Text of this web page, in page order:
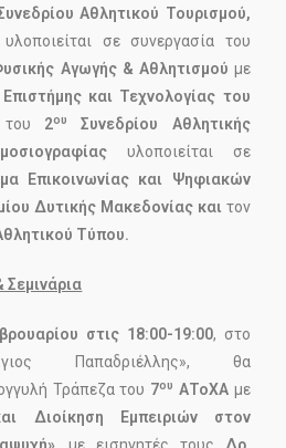
Αθλητικού Τουρισμού,
υλοποιείται σε συνεργασία του
Αγωγής & Αθλητισμού με
και Τεχνολογίας του
του 2ου
Συνεδρίου Αθλητικής
υλοποιείται σε
Επικοινωνίας και Ψηφιακών
Δυτικής Μακεδονίας και τον
Τύπου.
Σεμινάρια
στις 18:00-19:00, στο
Παπαδριέλλης», θα
Τράπεζα του 7ου ΑΤοΧΑμε
Διοίκηση Εμπειριών στον